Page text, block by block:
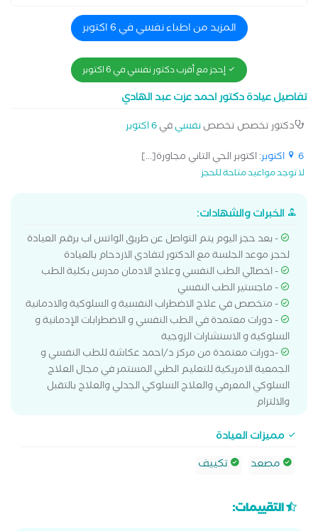
المزيد من اطباء نفسي في 6 اكتوبر
إحجز مع أقرب دكتور نفسي في 6 اكتوبر
تفاصيل عيادة دكتور احمد عزت عبد الهادي
دكتور تخصص تخصصنفسيفي6 اكتوبر
6 اكتوبر
: اكتوبر الحي التاني مجاورة[...]
لا توجد مواعيد متاحة للحجز
الخبرات والشهادات:
- بعد حجز اليوم يتم التواصل عن طريق الواتس اب برقم العيادة
لحجز موعد الجلسة مع الدكتور لتفادي الازدحام بالعيادة
- اخصائي الطب النفسي وعلاج الادمان مدرس بكلية الطب
- ماجستير الطب النفسي
- متخصص في علاج الاضطراب النفسية و السلوكية والادمانية
- دورات معتمدة في الطب النفسي و الاضطرابات الإدمانية و
السلوكية و الاستشارات الزوجية
-دورات معتمدة من مركز د/احمد عكاشة للطب النفسي و
الجمعية الامريكية للتعليم الطبي المستمر في مجال العلاج
السلوكي المعرفي والعلاج السلوكي الجدلي والعلاج بالتقبل
والالتزام
مميزات العيادة
مصعد
تكييف
التقييمات: